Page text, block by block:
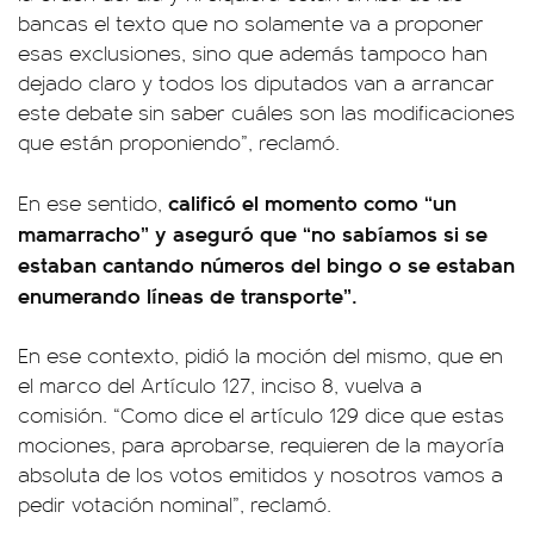
bancas el texto que no solamente va a proponer
esas exclusiones, sino que además tampoco han
dejado claro y todos los diputados van a arrancar
este debate sin saber cuáles son las modificaciones
que están proponiendo”, reclamó.
En ese sentido, calificó el momento como “un
mamarracho” y aseguró que “no sabíamos si se
estaban cantando números del bingo o se estaban
enumerando líneas de transporte”.
En ese contexto, pidió la moción del mismo, que en
el marco del Artículo 127, inciso 8, vuelva a
comisión. “Como dice el artículo 129 dice que estas
mociones, para aprobarse, requieren de la mayoría
absoluta de los votos emitidos y nosotros vamos a
pedir votación nominal”, reclamó.